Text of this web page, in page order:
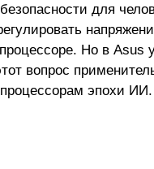
для
Но в Asus
вопрос
эпохи ИИ.